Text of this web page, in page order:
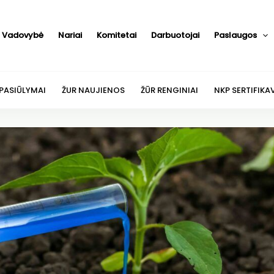
Vadovybė Nariai Komitetai Darbuotojai Paslaugos
ŽUR NAUJIENOS ŽŪR RENGINIAI NKP